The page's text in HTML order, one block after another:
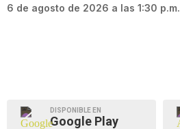
6 de agosto de 2026 a las 1:30 p.m.
DISPONIBLE EN
Google Play